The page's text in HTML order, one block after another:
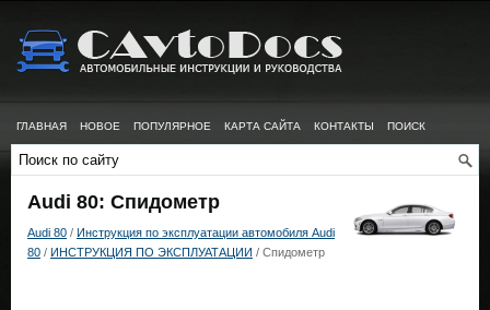
ГЛАВНАЯ НОВОЕ ПОПУЛЯРНОЕ КАРТА САЙТА КОНТАКТЫ ПОИСК
Audi 80: Спидометр
Audi 80 / Инструкция по эксплуатации автомобиля Audi
80 / ИНСТРУКЦИЯ ПО ЭКСПЛУАТАЦИИ / Спидометр